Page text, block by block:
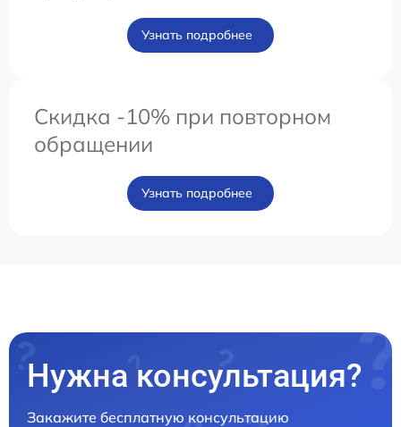
Узнать подробнее
Скидка -10% при повторном
обращении
Узнать подробнее
Нужна консультация?
Закажите бесплатную консультацию